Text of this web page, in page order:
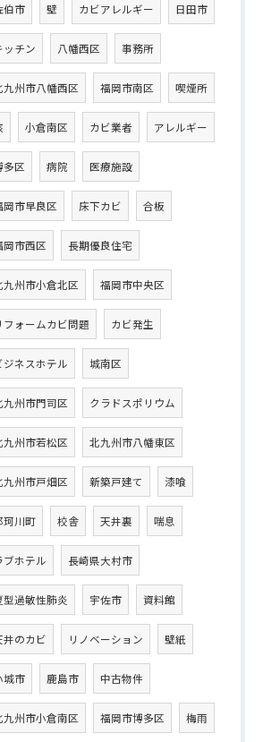
伯市 壁 カビアレルギー 日田市
ッチン 八幡西区 事務所
九州市八幡西区 福岡市南区 喫煙所
小倉南区 カビ業者 アレルギー
多区 病院 医療施設
岡市早良区 床下カビ 合板
岡市西区 長期優良住宅
九州市小倉北区 福岡市中央区
フォームカビ問題 カビ発生
ジネスホテル 城南区
九州市門司区 クラドスポリウム
九州市若松区 北九州市八幡東区
九州市戸畑区 新築戸建て 漆喰
珂川町 校舎 天井裏 喘息
ブホテル 長崎県大村市
型過敏性肺炎 宇佐市 資料館
井のカビ リノベーション 壁紙
城市 鹿島市 中古物件
九州市小倉南区 福岡市博多区 梅雨